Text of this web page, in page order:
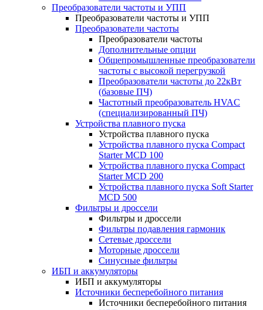
Преобразователи частоты и УПП
Преобразователи частоты и УПП
Преобразователи частоты
Преобразователи частоты
Дополнительные опции
Общепромышленные преобразователи
частоты с высокой перегрузкой
Преобразователи частоты до 22кВт
(базовые ПЧ)
Частотный преобразователь HVAC
(специализированный ПЧ)
Устройства плавного пуска
Устройства плавного пуска
Устройства плавного пуска Compact
Starter MCD 100
Устройства плавного пуска Compact
Starter MCD 200
Устройства плавного пуска Soft Starter
MCD 500
Фильтры и дроссели
Фильтры и дроссели
Фильтры подавления гармоник
Сетевые дроссели
Моторные дроссели
Синусные фильтры
ИБП и аккумуляторы
ИБП и аккумуляторы
Источники бесперебойного питания
Источники бесперебойного питания